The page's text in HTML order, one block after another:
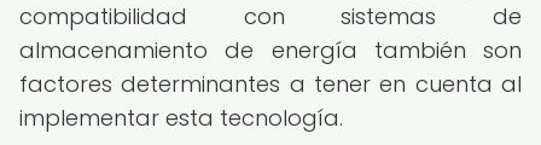
compatibilidad con sistemas de
almacenamiento de energía también son
factores determinantes a tener en cuenta al
implementar esta tecnología.